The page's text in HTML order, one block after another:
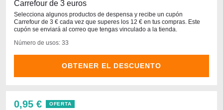
Carrefour de 3 euros
Selecciona algunos productos de despensa y recibe un cupón
Carrefour de 3 € cada vez que superes los 12 € en tus compras. Este
cupón se enviará al correo que tengas vinculado a la tienda.
Número de usos: 33
OBTENER EL DESCUENTO
0,95 € OFERTA